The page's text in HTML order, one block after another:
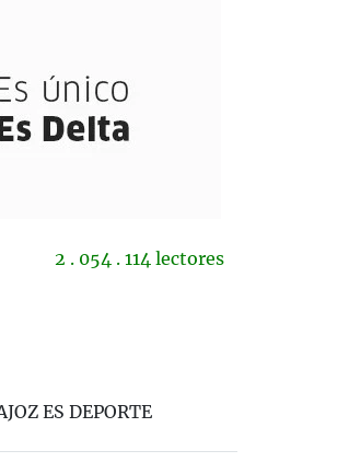
2 . 054 . 114 lectores
ES DEPORTE